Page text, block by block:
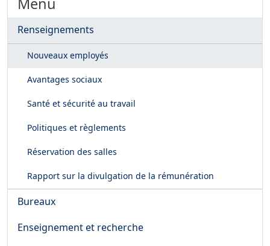
Renseignements
Nouveaux employés
Avantages sociaux
Santé et sécurité au travail
Politiques et règlements
Réservation des salles
Rapport sur la divulgation de la rémunération
Bureaux
Enseignement et recherche